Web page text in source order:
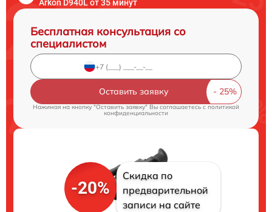
Arkon D940L от 35 минут
Бесплатная консультация со
специалистом
Оставить заявку
Нажимая на кнопку "Оставить заявку" Вы соглашаетесь c политикой
конфиденциальности
-20%
Скидка по
предварительной
записи на сайте